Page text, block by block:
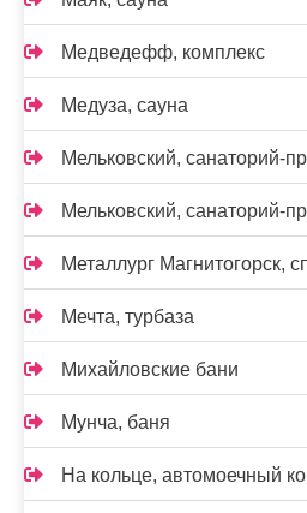
Медведефф, комплекс
Медуза, сауна
Мельковский, санаторий-
Мельковский, санаторий-
Металлург Магнитогорск,
Мечта, турбаза
Михайловские бани
Мунча, баня
На кольце, автомоечный